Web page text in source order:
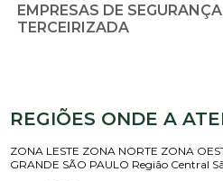
EMPRESAS DE
TERCEIRIZADA
REGIÕES ONDE A
ZONA LESTE ZONA NORTE ZONA
GRANDE SÃO PAULO Região Central